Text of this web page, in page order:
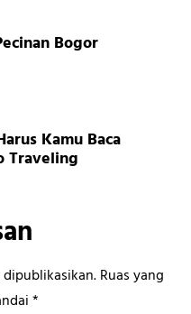
Bogor
Kamu Baca
Traveling
Ruas yang
*